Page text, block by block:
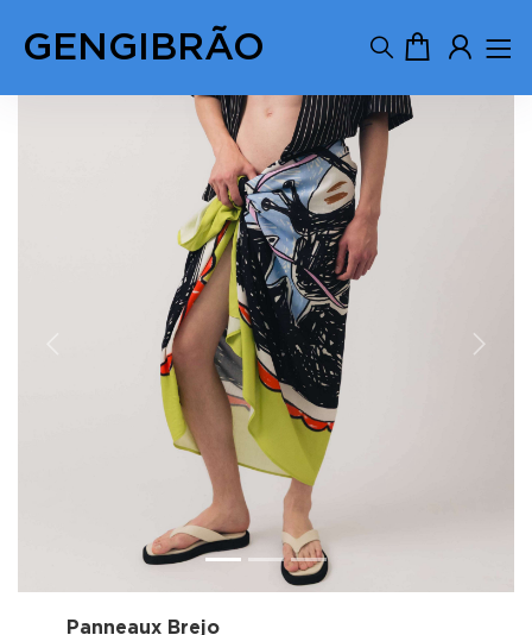
GENGIBRÃO
Next
Panneaux Brejo